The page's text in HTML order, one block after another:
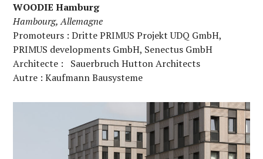
WOODIE Hamburg
Hambourg, Allemagne
Promoteurs : Dritte PRIMUS Projekt UDQ GmbH,
PRIMUS developments GmbH, Senectus GmbH
Architecte : Sauerbruch Hutton Architects
Autre : Kaufmann Bausysteme